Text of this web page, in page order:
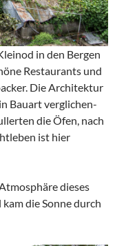
in den Bergen
Restaurants und
Die Architektur
Bauart verglichen-
die Öfen, nach
ist hier
dieses
die Sonne durch